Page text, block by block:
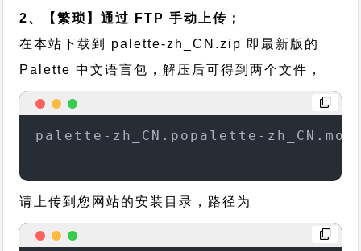
2、【繁琐】通过 FTP 手动上传；
在本站下载到 palette-zh_CN.zip 即最新版的
Palette 中文语言包，解压后可得到两个文件，
palette-zh_CN.popalette-zh_CN.mo
请上传到您网站的安装目录，路径为